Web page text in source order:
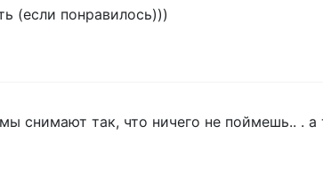
(если понравилось)))
снимают так, что ничего не поймешь.. . а